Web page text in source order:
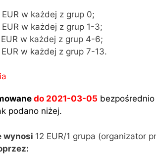
w każdej z grup 0;
w każdej z grup 1-3;
w każdej z grup 4-6;
w każdej z grup 7-13.
do 2021-03-05
podano niżej.
wynosi 12 EUR/1 grupa (organizator